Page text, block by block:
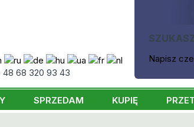
48 68 320 93 43
Napisz
SPRZEDAM KUPIĘ